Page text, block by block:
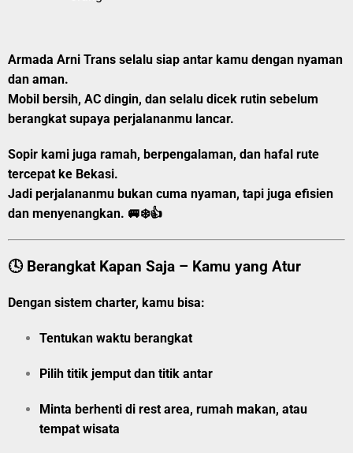
Armada Arni Trans selalu siap antar kamu dengan nyaman
dan aman.
Mobil bersih, AC dingin, dan selalu dicek rutin sebelum
berangkat supaya perjalananmu lancar.
Sopir kami juga ramah, berpengalaman, dan hafal rute
tercepat ke Bekasi.
Jadi perjalananmu bukan cuma nyaman, tapi juga efisien
dan menyenangkan. 🚐❄️👍
🕓 Berangkat Kapan Saja – Kamu yang Atur
Dengan sistem charter, kamu bisa:
Tentukan waktu berangkat
Pilih titik jemput dan titik antar
Minta berhenti di rest area, rumah makan, atau
tempat wisata